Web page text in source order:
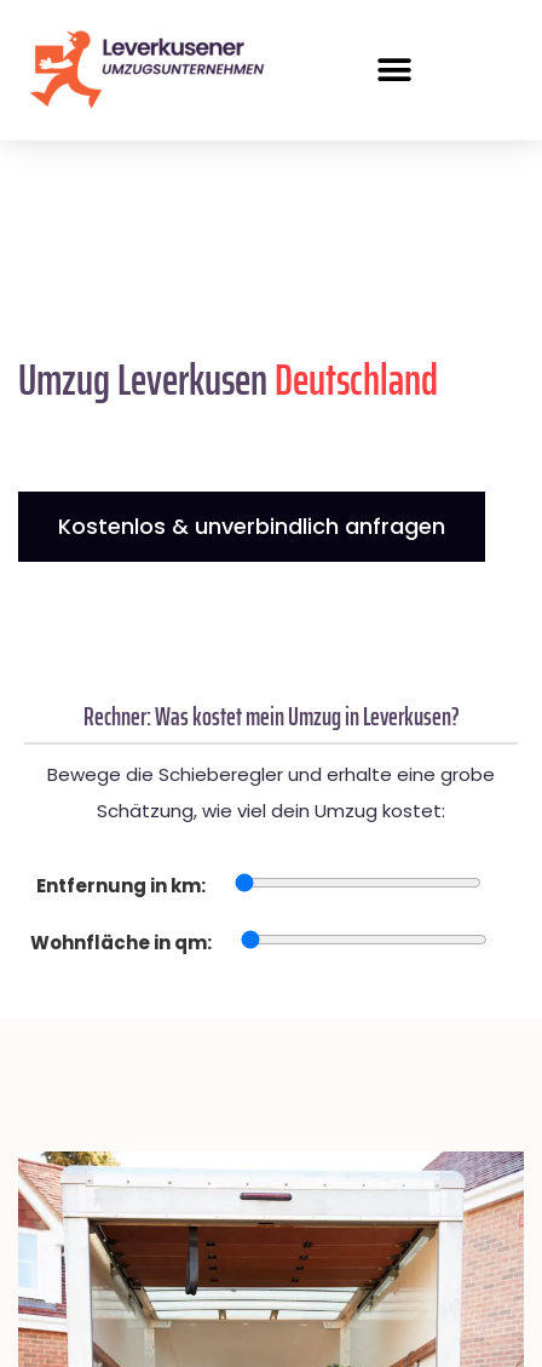
Umzug LeverkusenDeutschland
Kostenlos & unverbindlich anfragen
Rechner: Was kostet mein Umzug in Leverkusen?
Bewege die Schieberegler und erhalte eine grobe
Schätzung, wie viel dein Umzug kostet:
Entfernung in km:
Wohnfläche in qm: